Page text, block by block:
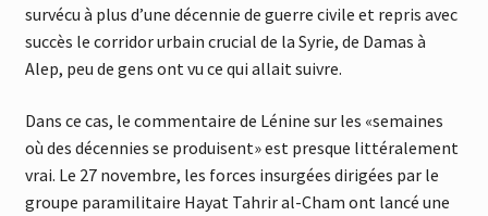
survécu à plus d’une décennie de guerre civile et repris avec
succès le corridor urbain crucial de la Syrie, de Damas à
Alep, peu de gens ont vu ce qui allait suivre.
Dans ce cas, le commentaire de Lénine sur les «semaines
où des décennies se produisent» est presque littéralement
vrai. Le 27 novembre, les forces insurgées dirigées par le
groupe paramilitaire Hayat Tahrir al-Cham ont lancé une